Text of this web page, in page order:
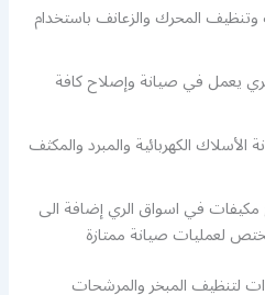
المحرك والزعانف باستخدام
يعمل في صيانة وإصلاح كافة
الكهربائية والمبرد والمكثف
في اسواق الري إضافة الى
لعمليات صيانة ممتازة
لتنظيف المبخر والمرشحات